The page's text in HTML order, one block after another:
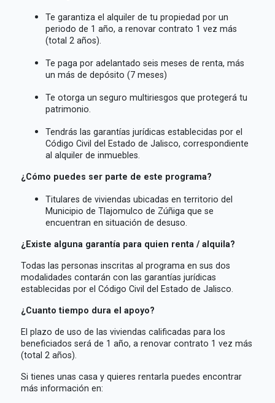
Te garantiza el alquiler de tu propiedad por un
periodo de 1 año, a renovar contrato 1 vez más
(total 2 años).
Te paga por adelantado seis meses de renta, más
un más de depósito (7 meses)
Te otorga un seguro multiriesgos que protegerá tu
patrimonio.
Tendrás las garantías jurídicas establecidas por el
Código Civil del Estado de Jalisco, correspondiente
al alquiler de inmuebles.
¿Cómo puedes ser parte de este programa?
Titulares de viviendas ubicadas en territorio del
Municipio de Tlajomulco de Zúñiga que se
encuentran en situación de desuso.
¿Existe alguna garantía para quien renta / alquila?
Todas las personas inscritas al programa en sus dos
modalidades contarán con las garantías jurídicas
establecidas por el Código Civil del Estado de Jalisco.
¿Cuanto tiempo dura el apoyo?
El plazo de uso de las viviendas calificadas para los
beneficiados será de 1 año, a renovar contrato 1 vez más
(total 2 años).
Si tienes unas casa y quieres rentarla puedes encontrar
más información en: